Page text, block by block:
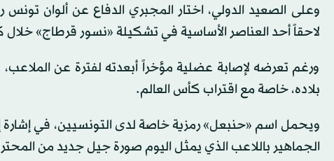
وعلى الصعيد الدولي، اختار المجبري الدفاع عن ألوان
لاحقاً أحد العناصر الأساسية في تشكيلة «نسور قرطاج»
ورغم تعرضه لإصابة عضلية مؤخراً أبعدته لفترة عن
بلاده، خاصة مع اقتراب كأس العالم.
ويحمل اسم «حنبعل» رمزية خاصة لدى التونسيين، في إشارة
الجماهير باللاعب الذي يمثل اليوم صورة جيل جديد من